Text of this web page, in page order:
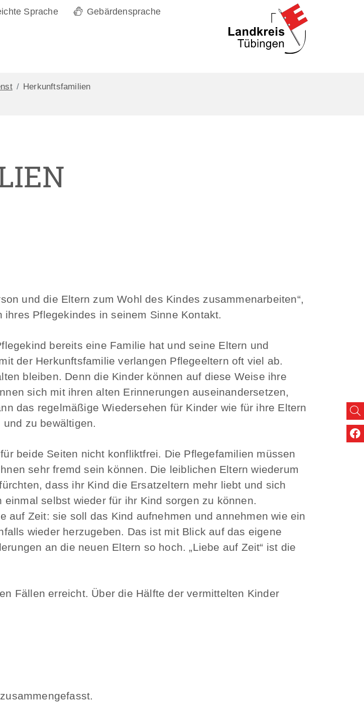
Sprache Gebärdensprache
Herkunftsfamilien
und die Eltern zum Wohl des Kindes zusammenarbeiten“,
Pflegekindes in seinem Sinne Kontakt.
bereits eine Familie hat und seine Eltern und
der Herkunftsfamilie verlangen Pflegeeltern oft viel ab.
bleiben. Denn die Kinder können auf diese Weise ihre
sich mit ihren alten Erinnerungen auseinandersetzen,
das regelmäßige Wiedersehen für Kinder wie für ihre Eltern
zu bewältigen.
beide Seiten nicht konfliktfrei. Die Pflegefamilien müssen
sehr fremd sein können. Die leiblichen Eltern wiederum
dass ihr Kind die Ersatzeltern mehr liebt und sich
selbst wieder für ihr Kind sorgen zu können.
auf Zeit: sie soll das Kind aufnehmen und annehmen wie ein
wieder herzugeben. Das ist mit Blick auf das eigene
an die neuen Eltern so hoch. „Liebe auf Zeit“ ist die
Fällen erreicht. Über die Hälfte der vermittelten Kinder